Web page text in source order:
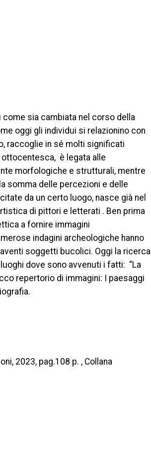
come sia cambiata nel corso della
oggi gli individui si relazionino con
raccoglie in sé molti significati
è legata alle
morfologiche e strutturali, mentre
somma delle percezioni e delle
da un certo luogo, nasce già nel
di pittori e letterati . Ben prima
a fornire immagini
indagini archeologiche hanno
soggetti bucolici. Oggi la ricerca
dove sono avvenuti i fatti: “La
repertorio di immagini: I paesaggi
2023, pag.108 p. , Collana